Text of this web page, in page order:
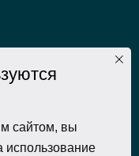
лиц старше 16 лет.
на сайте,
законодательством
использование
возможно только
сайтом, вы
использование